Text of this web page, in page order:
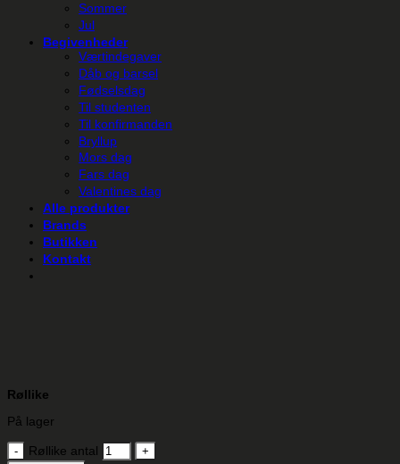
Sommer
Jul
Begivenheder
Værtindegaver
Dåb og barsel
Fødselsdag
Til studenten
Til konfirmanden
Bryllup
Mors dag
Fars dag
Valentines dag
Alle produkter
Brands
Butikken
Kontakt
Røllike
På lager
Røllike antal